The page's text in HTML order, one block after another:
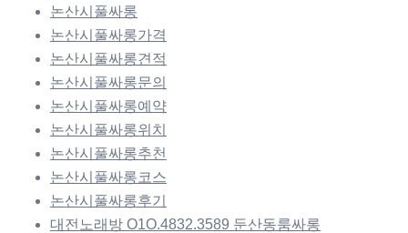
논산시풀싸롱
논산시풀싸롱가격
논산시풀싸롱견적
논산시풀싸롱문의
논산시풀싸롱예약
논산시풀싸롱위치
논산시풀싸롱추천
논산시풀싸롱코스
논산시풀싸롱후기
대전노래방 O1O.4832.3589 둔산동룸싸롱